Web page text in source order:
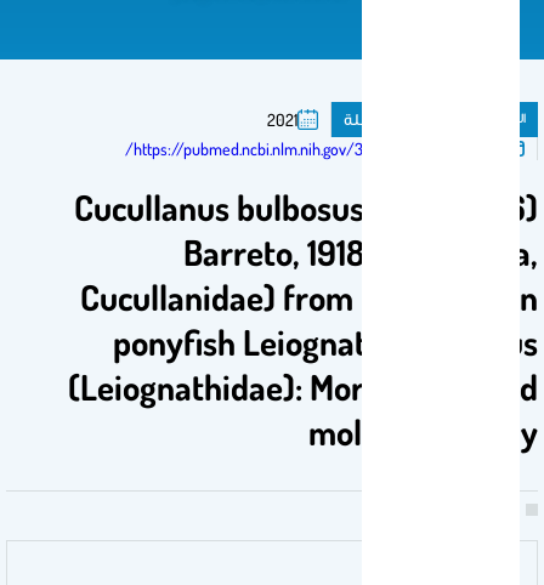
المنشورات مقال فى مجلة
2021
https://pubmed.ncbi.nlm.nih.gov/33689816/
Cucullanus bulbosus (Lane, 1916)
Barreto, 1918 (Nematoda,
Cucullanidae) from the common
ponyfish Leiognathus equulus
(Leiognathidae): Morphology and
molecular study